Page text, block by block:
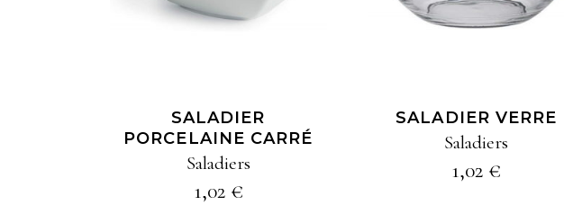
SALADIER
PORCELAINE CARRÉ
Saladiers
1,02 €
SALADIER VERRE
Saladiers
1,02 €